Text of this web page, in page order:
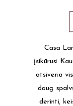
Casa
įsikūrusi
atsiveria
daug
derinti,